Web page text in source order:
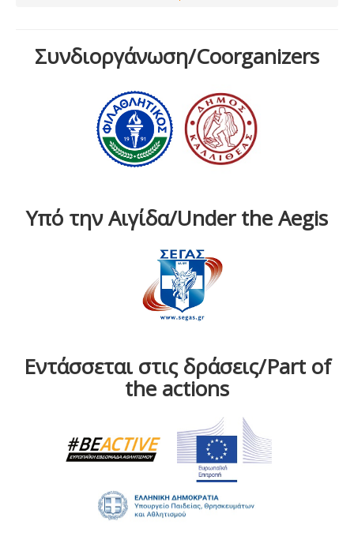
Συνδιοργάνωση/Coorganizers
Υπό την Αιγίδα/Under the Aegis
Εντάσσεται στις δράσεις/Part of
the actions